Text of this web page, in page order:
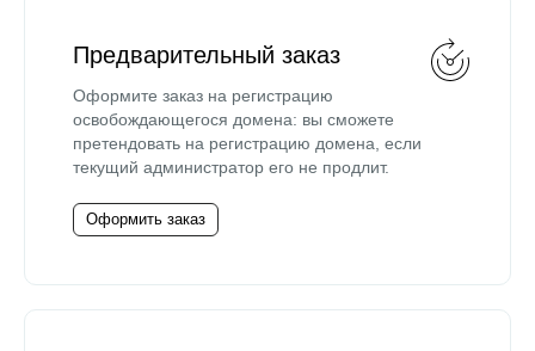
Предварительный заказ
Оформите заказ на регистрацию
освобождающегося домена: вы сможете
претендовать на регистрацию домена, если
текущий администратор его не продлит.
Оформить заказ